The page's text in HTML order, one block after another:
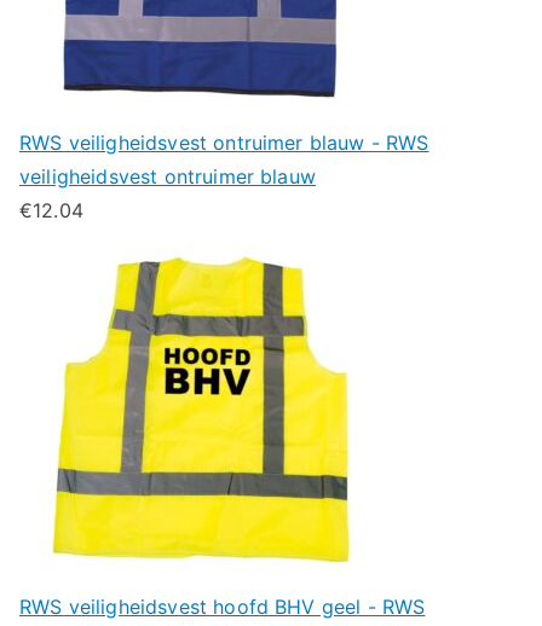
RWS veiligheidsvest ontruimer blauw - RWS
veiligheidsvest ontruimer blauw
€12.04
RWS veiligheidsvest hoofd BHV geel - RWS